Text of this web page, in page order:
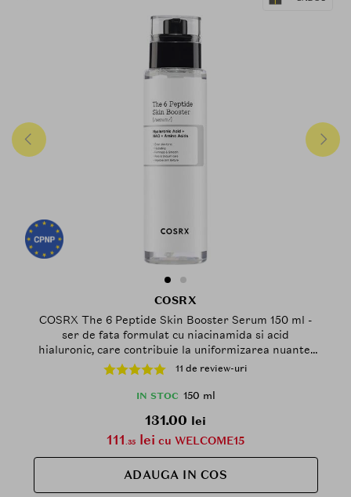
COSRX
COSRX The 6 Peptide Skin Booster Serum 150 ml -
ser de fata formulat cu niacinamida si acid
hialuronic, care contribuie la uniformizarea nuantei
pielii si la mentinerea nivelului de hidratare cutanata
11 de review-uri
IN STOC 150 ml
131.00 lei
111.35 lei cu WELCOME15
ADAUGA IN COS